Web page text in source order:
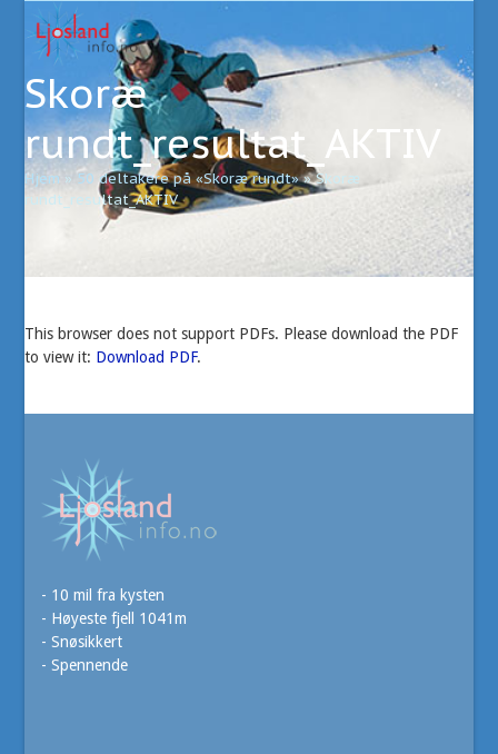
content
Open
mobile
menu
Close
mobile
menu
Skoræ
rundt_resultat_AKTIV
Hjem » 50 deltakere på «Skoræ rundt»»Skoræ
rundt_resultat_AKTIV
This browser does not support PDFs. Please download the PDF
to view it: Download PDF.
- 10 mil fra kysten
- Høyeste fjell 1041m
- Snøsikkert
- Spennende